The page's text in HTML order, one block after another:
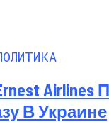
Airlines
В Украине